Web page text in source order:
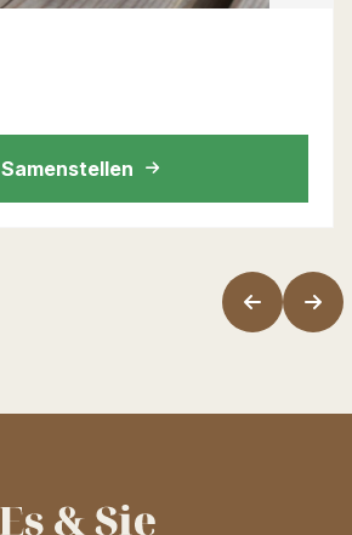
Samenstellen